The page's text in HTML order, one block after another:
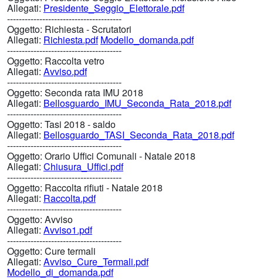
Allegati: Presidente_Seggio_Elettorale.pdf
---------------------------------------
Oggetto: Richiesta - Scrutatori
Allegati: Richiesta.pdf Modello_domanda.pdf
---------------------------------------
Oggetto: Raccolta vetro
Allegati: Avviso.pdf
---------------------------------------
Oggetto: Seconda rata IMU 2018
Allegati: Bellosguardo_IMU_Seconda_Rata_2018.pdf
---------------------------------------
Oggetto: Tasi 2018 - saldo
Allegati: Bellosguardo_TASI_Seconda_Rata_2018.pdf
---------------------------------------
Oggetto: Orario Uffici Comunali - Natale 2018
Allegati: Chiusura_Uffici.pdf
---------------------------------------
Oggetto: Raccolta rifiuti - Natale 2018
Allegati: Raccolta.pdf
---------------------------------------
Oggetto: Avviso
Allegati: Avviso1.pdf
---------------------------------------
Oggetto: Cure termali
Allegati: Avviso_Cure_Termali.pdf
Modello_di_domanda.pdf